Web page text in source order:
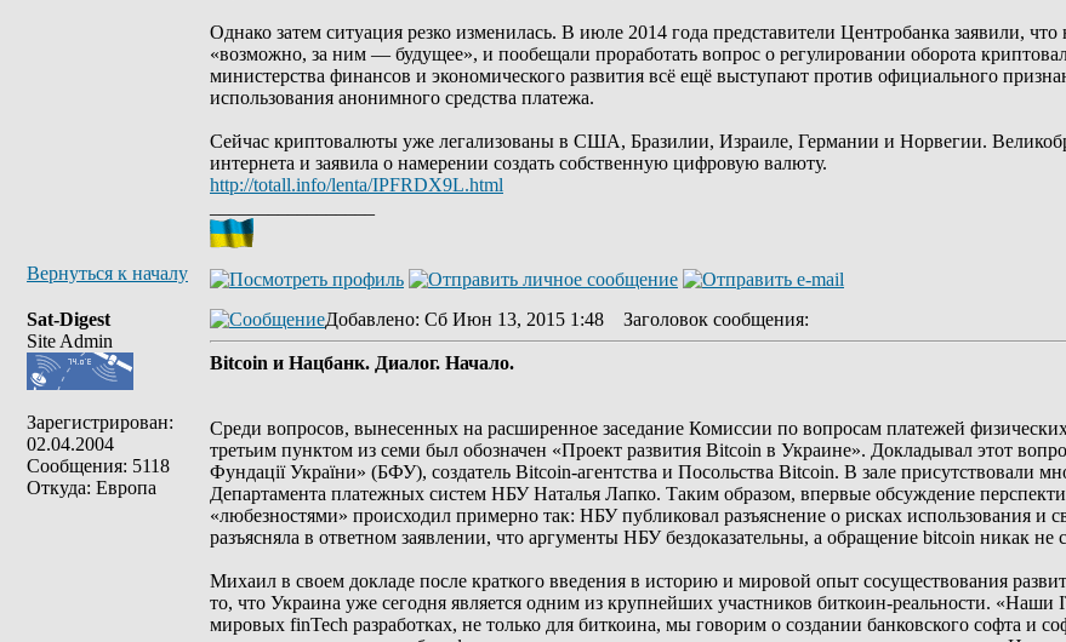
Однако затем ситуация резко изменилась. В июле 2014 года представители Центробанка заявили,
«возможно, за ним — будущее», и пообещали проработать вопрос о регулировании оборота
министерства финансов и экономического развития всё ещё выступают против официального
использования анонимного средства платежа.
Сейчас криптовалюты уже легализованы в США, Бразилии, Израиле, Германии и Норвегии.
интернета и заявила о намерении создать собственную цифровую валюту.
http://totall.info/lenta/IPFRDX9L.html
Вернуться к началу
Sat-Digest
Site Admin
Зарегистрирован:
02.04.2004
Сообщения: 5118
Откуда: Европа
Добавлено: Сб Июн 13, 2015 1:48 Заголовок сообщения:
Bitcoin и Нацбанк. Диалог. Начало.
Среди вопросов, вынесенных на расширенное заседание Комиссии по вопросам платежей
третьим пунктом из семи был обозначен «Проект развития Bitcoin в Украине». Докладывал этот
Фундації України» (БФУ), создатель Bitcoin-агентства и Посольства Bitcoin. В зале присутствовали
Департамента платежных систем НБУ Наталья Лапко. Таким образом, впервые обсуждение
«любезностями» происходил примерно так: НБУ публиковал разъяснение о рисках использования
разъясняла в ответном заявлении, что аргументы НБУ бездоказательны, а обращение bitcoin никак
Михаил в своем докладе после краткого введения в историю и мировой опыт сосуществования
то, что Украина уже сегодня является одним из крупнейших участников биткоин-реальности.
мировых finTech разработках, не только для биткоина, мы говорим о создании банковского софта и